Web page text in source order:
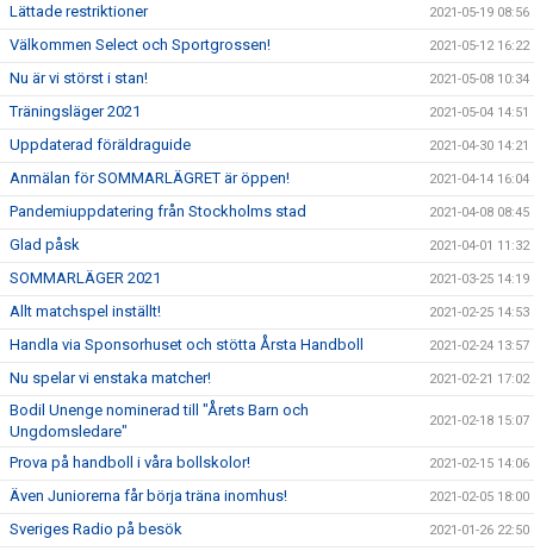
Lättade restriktioner 2021-05-19 08:56
Välkommen Select och Sportgrossen! 2021-05-12 16:22
Nu är vi störst i stan! 2021-05-08 10:34
Träningsläger 2021 2021-05-04 14:51
Uppdaterad föräldraguide 2021-04-30 14:21
Anmälan för SOMMARLÄGRET är öppen! 2021-04-14 16:04
Pandemiuppdatering från Stockholms stad 2021-04-08 08:45
Glad påsk 2021-04-01 11:32
SOMMARLÄGER 2021 2021-03-25 14:19
Allt matchspel inställt! 2021-02-25 14:53
Handla via Sponsorhuset och stötta Årsta Handboll 2021-02-24 13:57
Nu spelar vi enstaka matcher! 2021-02-21 17:02
Bodil Unenge nominerad till "Årets Barn och
Ungdomsledare"
2021-02-18 15:07
Prova på handboll i våra bollskolor! 2021-02-15 14:06
Även Juniorerna får börja träna inomhus! 2021-02-05 18:00
Sveriges Radio på besök 2021-01-26 22:50